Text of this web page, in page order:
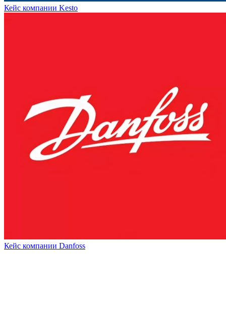
Кейс компании Kesto
Кейс компании Danfoss